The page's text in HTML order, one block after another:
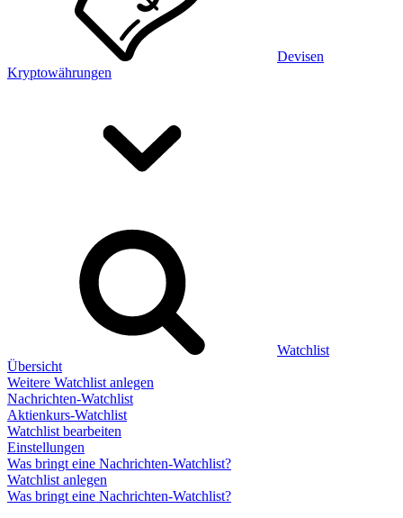
Devisen
Kryptowährungen
Watchlist
Übersicht
Weitere Watchlist anlegen
Nachrichten-Watchlist
Aktienkurs-Watchlist
Watchlist bearbeiten
Einstellungen
Was bringt eine Nachrichten-Watchlist?
Watchlist anlegen
Was bringt eine Nachrichten-Watchlist?